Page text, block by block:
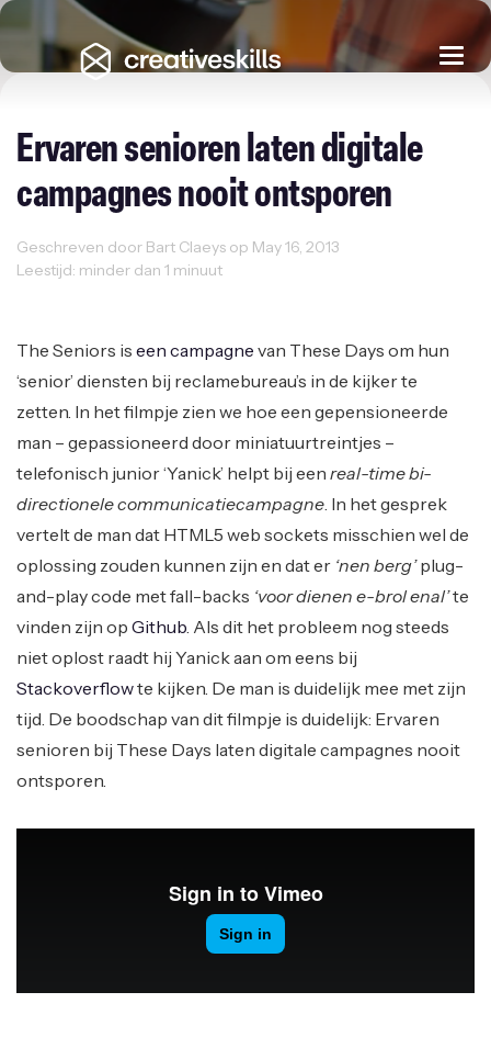
Ervaren senioren laten digitale
campagnes nooit ontsporen
Geschreven door Bart Claeys op May 16, 2013
Leestijd: minder dan 1 minuut
The Seniors is een campagne van These Days om hun
‘senior’ diensten bij reclamebureau’s in de kijker te
zetten. In het filmpje zien we hoe een gepensioneerde
man – gepassioneerd door miniatuurtreintjes –
telefonisch junior ‘Yanick’ helpt bij een real-time bi-
directionele communicatiecampagne. In het gesprek
vertelt de man dat HTML5 web sockets misschien wel de
oplossing zouden kunnen zijn en dat er ‘nen berg’plug-
and-play code met fall-backs ‘voor dienen e-brol enal’te
vinden zijn op Github. Als dit het probleem nog steeds
niet oplost raadt hij Yanick aan om eens bij
Stackoverflowte kijken. De man is duidelijk mee met zijn
tijd. De boodschap van dit filmpje is duidelijk: Ervaren
senioren bij These Days laten digitale campagnes nooit
ontsporen.